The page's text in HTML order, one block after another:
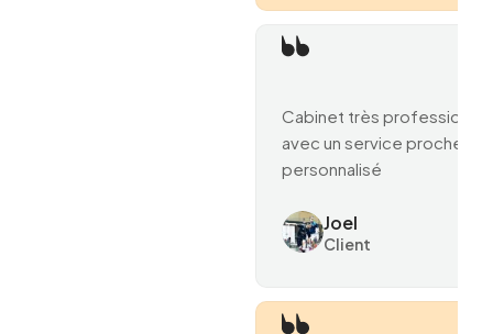
Cabinet très professionnel
avec un service proche et
personnalisé
Joel
Client